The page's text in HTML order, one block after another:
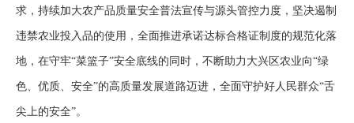
求，持续加大农产品质量安全普法宣传与源头管控力度，坚决遏制
违禁农业投入品的使用，全面推进承诺达标合格证制度的规范化落
地，在守牢“菜篮子”安全底线的同时，不断助力大兴区农业向“绿
色、优质、安全”的高质量发展道路迈进，全面守护好人民群众“舌
尖上的安全”。